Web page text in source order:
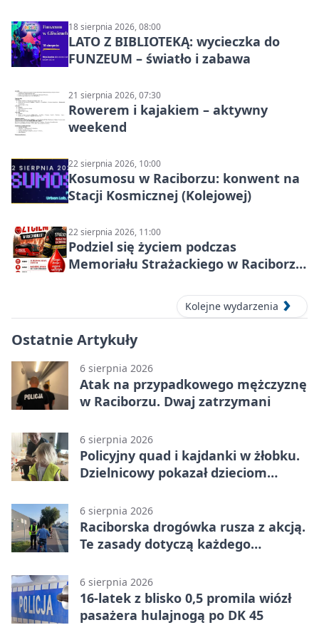
18 sierpnia 2026, 08:00
LATO Z BIBLIOTEKĄ: wycieczka do
FUNZEUM – światło i zabawa
21 sierpnia 2026, 07:30
Rowerem i kajakiem – aktywny
weekend
22 sierpnia 2026, 10:00
Kosumosu w Raciborzu: konwent na
Stacji Kosmicznej (Kolejowej)
22 sierpnia 2026, 11:00
Podziel się życiem podczas
Memoriału Strażackiego w Raciborzu
Kolejne wydarzenia
Ostatnie Artykuły
6 sierpnia 2026
Atak na przypadkowego mężczyznę
w Raciborzu. Dwaj zatrzymani
6 sierpnia 2026
Policyjny quad i kajdanki w żłobku.
Dzielnicowy pokazał dzieciom
6 sierpnia 2026
Raciborska drogówka rusza z akcją.
Te zasady dotyczą każdego
6 sierpnia 2026
16-latek z blisko 0,5 promila wiózł
pasażera hulajnogą po DK 45